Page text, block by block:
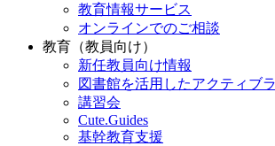
教育情報サービス
オンラインでのご相談
教育（教員向け）
新任教員向け情報
図書館を活用したアクティブ
講習会
Cute.Guides
基幹教育支援